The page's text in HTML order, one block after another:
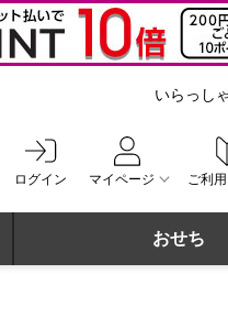
ログイン マイページ ご利
いらっし
おせち